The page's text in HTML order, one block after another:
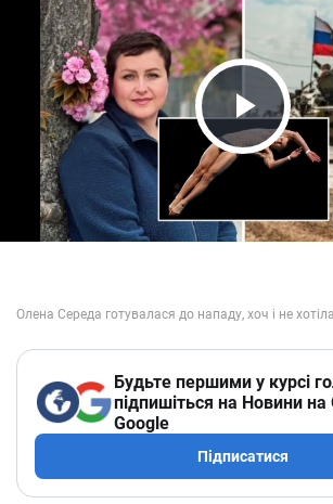
Play
Будьте першими у курсі
підпишіться на Новини на
Google
Підписатися